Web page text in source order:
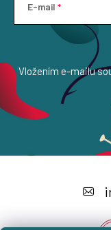
E-mail
Vložením e-mailu